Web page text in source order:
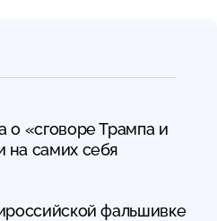
о «сговоре Трампа и
самих себя
фальшивке